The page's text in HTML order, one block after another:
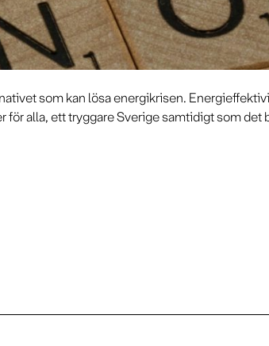
som kan lösa energikrisen.
alla, ett tryggare Sverige samtidigt som det